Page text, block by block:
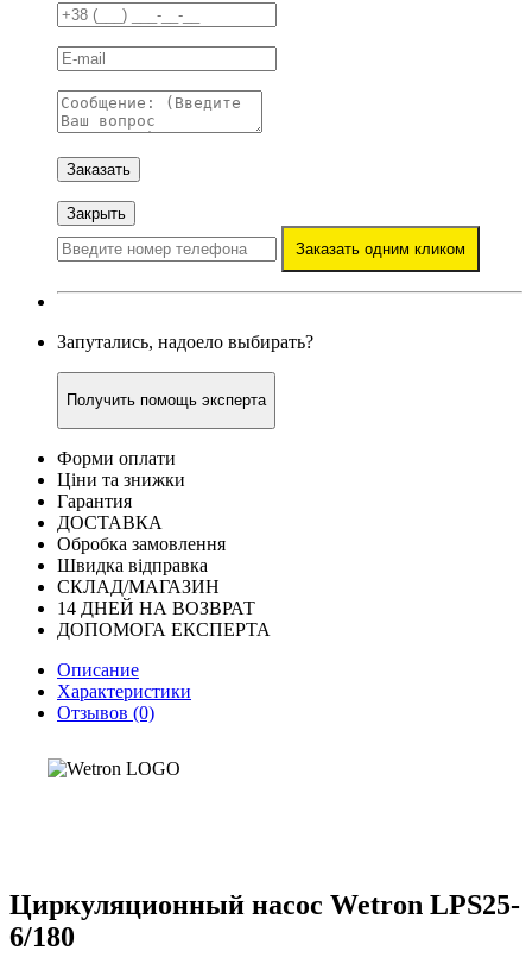
Заказать
Закрыть
Заказать одним кликом
Запутались, надоело выбирать?
Получить помощь эксперта
Форми оплати
Ціни та знижки
Гарантия
ДОСТАВКА
Обробка замовлення
Швидка відправка
СКЛАД/МАГАЗИН
14 ДНЕЙ НА ВОЗВРАТ
ДОПОМОГА ЕКСПЕРТА
Описание
Характеристики
Отзывов (0)
Циркуляционный насос Wetron LPS25-
6/180